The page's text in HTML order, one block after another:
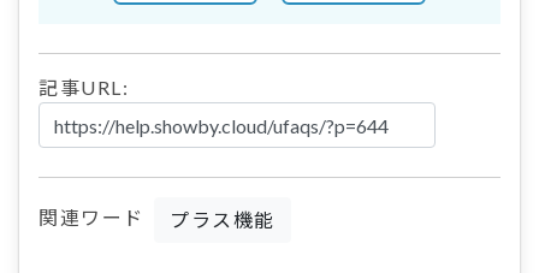
記事URL:
関連ワード プラス機能